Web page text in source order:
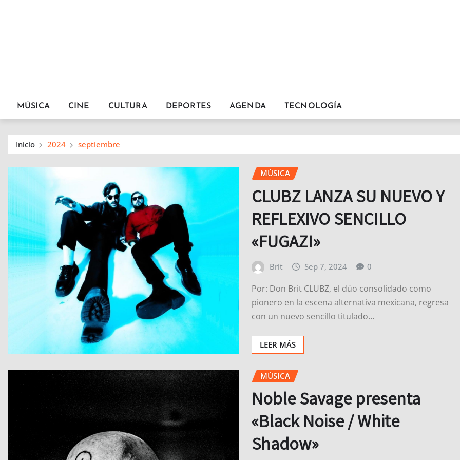
MÚSICA CINE CULTURA DEPORTES AGENDA TECNOLOGÍA
Inicio 2024 septiembre
MÚSICA
CLUBZ LANZA SU NUEVO Y
REFLEXIVO SENCILLO
«FUGAZI»
Brit Sep 7, 2024 0
Por: Don Brit CLUBZ, el dúo consolidado como
pionero en la escena alternativa mexicana, regresa
con un nuevo sencillo titulado…
LEER MÁS
MÚSICA
Noble Savage presenta
«Black Noise / White
Shadow»